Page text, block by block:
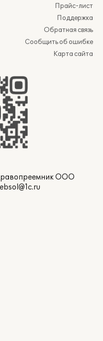
Прайс-лист
Поддержка
Обратная связь
Сообщить об ошибке
Карта сайта
ООО